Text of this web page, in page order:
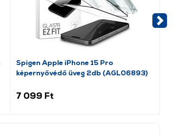
Spigen Apple iPhone 15 Pro
képernyővédő üveg 2db (AGL06893)
7 099 Ft